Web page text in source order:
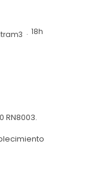
· 18h
RN8003.